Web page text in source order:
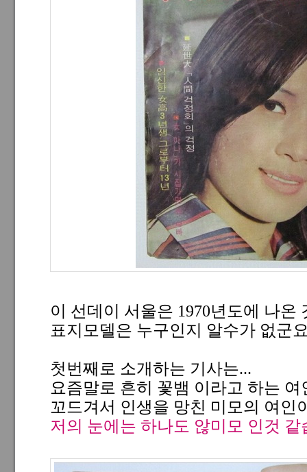
이 선데이 서울은 1970년도에 나온
표지모델은 누구인지 알수가 없군
첫번째로 소개하는 기사는...
요즘말로 흔히 꽃뱀 이라고 하는
꼬드겨서 인생을 망친 미모의 여인
저의 눈에는 하나도 않미모 인것 같